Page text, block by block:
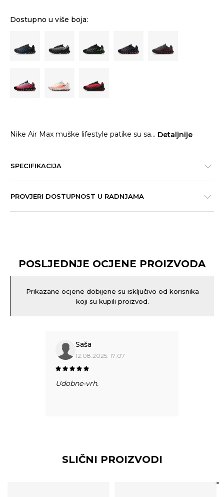
Dostupno u više boja:
Nike Air Max muške lifestyle patike su sa... Detaljnije
SPECIFIKACIJA
PROVJERI DOSTUPNOST U RADNJAMA
POSLJEDNJE OCJENE PROIZVODA
Prikazane ocjene dobijene su isključivo od korisnika
koji su kupili proizvod.
Saša
12.08.2025. 17:07
Udobne-vrh.
SLIČNI PROIZVODI